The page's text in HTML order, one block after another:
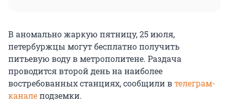
В аномально жаркую пятницу, 25 июля,
петербуржцы могут бесплатно получить
питьевую воду в метрополитене. Раздача
проводится второй день на наиболее
востребованных станциях, сообщили втелеграм-
каналеподземки.